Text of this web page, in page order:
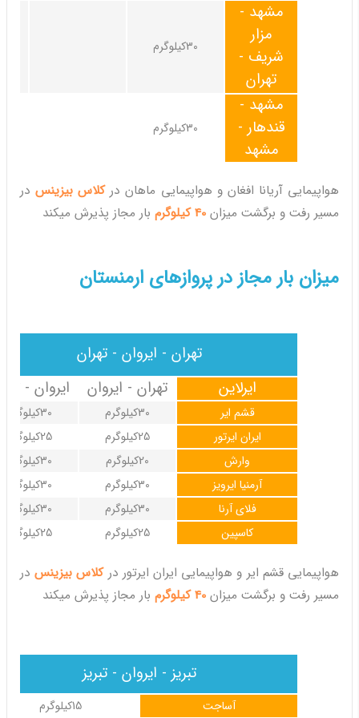
30کیلوگرم
مشهد -
مزار
شریف -
تهران
30کیلوگرم
مشهد -
قندهار -
مشهد
هواپیمایی آریانا افغان و هواپیمایی ماهان درکلاس بیزینس در
مسیر رفت و برگشت میزان 40 کیلوگرم بار مجاز پذیرش میکند
میزان بار مجاز در پروازهای ارمنستان
تهران - ایروان - تهران
ایروان -
تهران - ایروان ایرلاین
30کیلوگرم 30کیلوگرم
قشم ایر
25کیلوگرم
25کیلوگرم
ایران ایرتور
30کیلوگرم
20کیلوگرم
وارش
30کیلوگرم
30کیلوگرم
آرمنیا ایرویز
30کیلوگرم
30کیلوگرم
فلای آرنا
25کیلوگرم
25کیلوگرم کاسپین
هواپیمایی قشم ایر و هواپیمایی ایران ایرتور درکلاس بیزینس در
مسیر رفت و برگشت میزان 40 کیلوگرم بار مجاز پذیرش میکند
تبریز - ایروان - تبریز
15کیلوگرم آساجت